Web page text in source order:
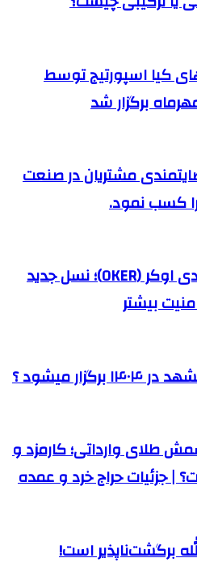
کیا اسپورتیج توسط
برگزار شد
مشتریان در صنعت
کسب نمود.
معرفی کرکره فولادی اوکر (OKER)؛ نسل جدید
بیشتر
میشود ؟
طلای وارداتی؛ کارمزد و
| جزئیات حراج خرد و عمده
برگشت‌ناپذیر است!